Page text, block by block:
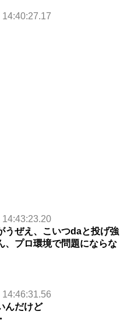
14:43:23.20
うぜえ、こいつdaと投げ強
、プロ環境で問題にならな
んだけど